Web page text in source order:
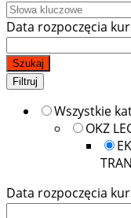
Data rozpoczęcia
Szukaj
Filtruj
Wszystkie
OKZ
Data rozpoczęcia